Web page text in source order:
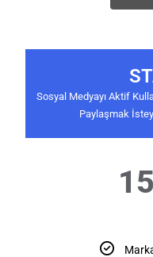
Sosyal Medyayı Aktif
Paylaşmak